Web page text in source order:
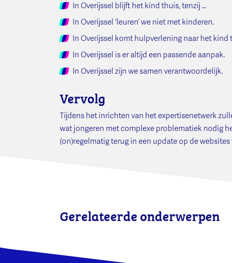
In Overijssel blijft het kind thuis, tenzij …
In Overijssel ‘leuren’ we niet met kinderen.
In Overijssel komt hulpverlening naar het kind
In Overijssel is er altijd een passende aanpak.
In Overijssel zijn we samen verantwoordelijk.
Vervolg
Tijdens het inrichten van het expertisenetwerk
wat jongeren met complexe problematiek nodig
(on)regelmatig terug in een update op de websites
Gerelateerde onderwerpen